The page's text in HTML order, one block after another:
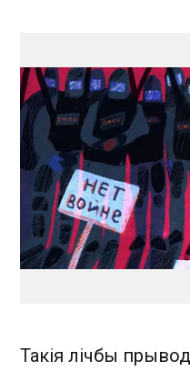
Такія лічбы